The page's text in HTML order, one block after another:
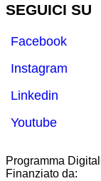
SEGUICI SU
Facebook
Instagram
Linkedin
Youtube
Programma
Finanziato da: